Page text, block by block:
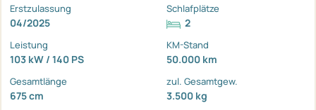
Erstzulassung
04/2025
Schlafplätze
2
Leistung
103 kW / 140 PS
KM-Stand
50.000 km
Gesamtlänge
675 cm
zul. Gesamtgew.
3.500 kg